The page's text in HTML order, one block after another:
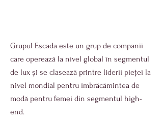
Grupul Escada este un grup de companii
care operează la nivel global în segmentul
de lux și se clasează printre liderii pieței la
nivel mondial pentru îmbrăcămintea de
modă pentru femei din segmentul high-
end.